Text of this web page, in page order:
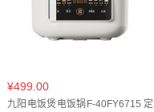
¥499.00
九阳电饭煲电饭锅F-40FY6715 定